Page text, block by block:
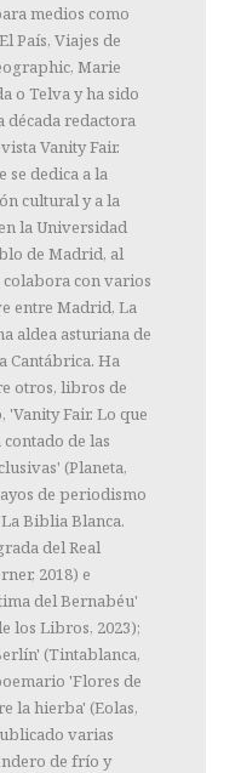
medios como
País, Viajes de
Marie
o Telva y ha sido
década redactora
Vanity Fair.
se dedica a la
cultural y a la
la Universidad
de Madrid, al
con varios
entre Madrid, La
aldea asturiana de
Cantábrica. Ha
otros, libros de
Fair. Lo que
contado de las
(Planeta,
de periodismo
Biblia Blanca.
del Real
2018) e
del Bernabéu'
los Libros, 2023);
(Tintablanca,
'Flores de
la hierba' (Eolas,
varias
de frío y